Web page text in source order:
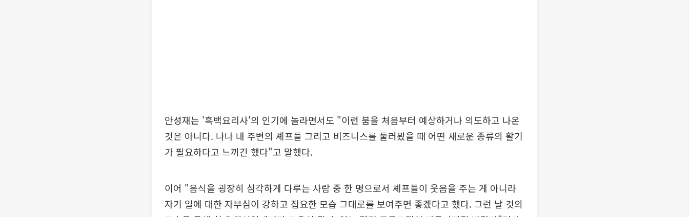
안성재는 '흑백요리사'의 인기에 놀라면서도 "이런 붐을 처음부터 예상하거나 의도하고 나온
것은 아니다. 나나 내 주변의 셰프들 그리고 비즈니스를 둘러봤을 때 어떤 새로운 종류의 활기
가 필요하다고 느끼긴 했다"고 말했다.
이어 "음식을 굉장히 심각하게 다루는 사람 중 한 명으로서 셰프들이 웃음을 주는 게 아니라
자기 일에 대한 자부심이 강하고 집요한 모습 그대로를 보여주면 좋겠다고 했다. 그런 날 것의